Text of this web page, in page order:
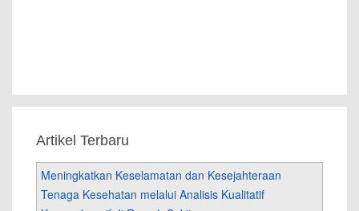
Artikel Terbaru
Meningkatkan Keselamatan dan Kesejahteraan
Tenaga Kesehatan melalui Analisis Kualitatif